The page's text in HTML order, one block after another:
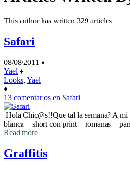
This author has written 329 articles
Safari
08/08/2011 ♦
Yael ♦
Looks, Yael
♦
13 comentarios en Safari
Hola Chic@s!!Que tal la semana? A mi
blanca + short con print + romanas +
Read more→
Graffitis